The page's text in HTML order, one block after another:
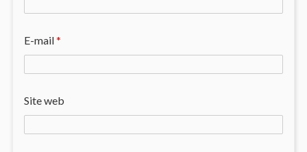
E-mail*
Site web